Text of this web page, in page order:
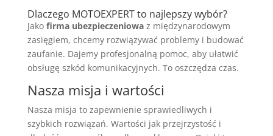
Dlaczego MOTOEXPERT to najlepszy wybór?
Jako firma ubezpieczeniowaz międzynarodowym
zasięgiem, chcemy rozwiązywać problemy i budować
zaufanie. Dajemy profesjonalną pomoc, aby ułatwić
obsługę szkód komunikacyjnych. To oszczędza czas.
Nasza misja i wartości
Nasza misja to zapewnienie sprawiedliwych i
szybkich rozwiązań. Wartości jak przejrzystość i